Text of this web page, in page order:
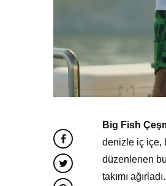
Big Fish
denizle iç içe,
düzenlenen
takımı ağırladı.